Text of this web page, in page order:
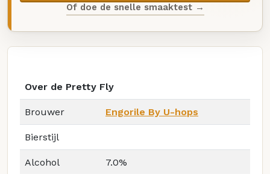
Of doe de snelle smaaktest →
Over de Pretty Fly
Brouwer Engorile By U-hops
Bierstijl
Alcohol 7.0%